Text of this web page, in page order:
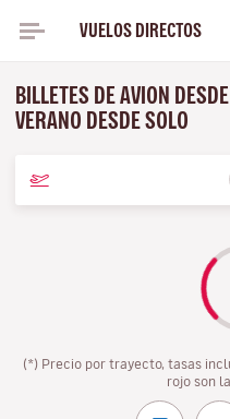
VUELOS DIRECTOS
BILLETES DE AVION
VERANO DESDE SOLO
(*) Precio por trayecto, tasas
rojo son la